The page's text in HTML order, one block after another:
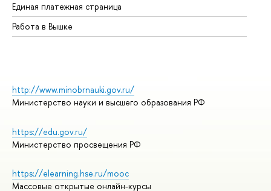
Единая платежная страница
Работа в Вышке
http://www.minobrnauki.gov.ru/
Министерство науки и высшего образования РФ
https://edu.gov.ru/
Министерство просвещения РФ
https://elearning.hse.ru/mooc
Массовые открытые онлайн-курсы